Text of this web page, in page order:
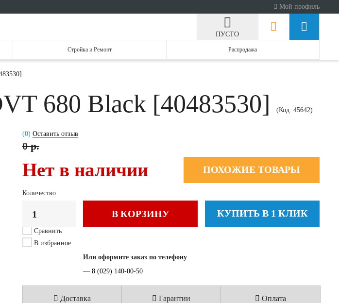
Мой профиль
ПУСТО
Стройка и Ремонт Распродажа
680 Black [40483530] (Код: 45642)
(0) Оставить отзыв
0 р.
Нет в наличии ПОХОЖИЕ ТОВАРЫ
Количество
В КОРЗИНУ КУПИТЬ В 1 КЛИК
Сравнить
В избранное
Или оформите заказ по телефону
— 8 (029) 140-00-50
Доставка Гарантии Оплата